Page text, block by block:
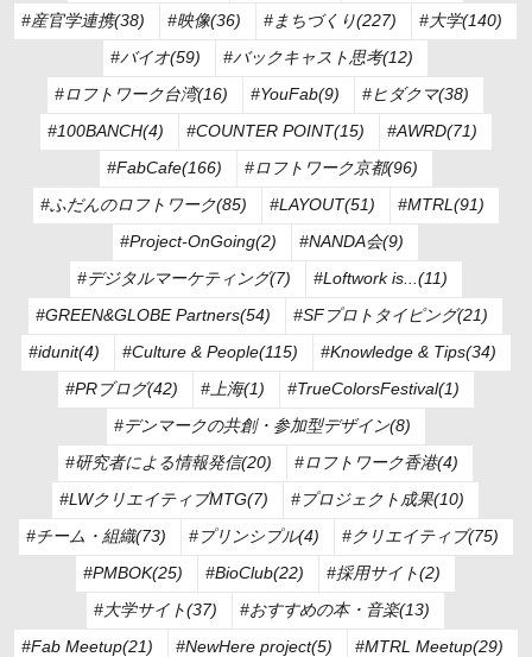
#産官学連携(38)
#映像(36) #まちづくり(227)
#大学(140)
#バイオ(59)
#バックキャスト思考(12)
#ロフトワーク台湾(16)
#YouFab(9)
#ヒダクマ(38)
#100BANCH(4)
#COUNTER POINT(15)
#AWRD(71)
#FabCafe(166)
#ロフトワーク京都(96)
#ふだんのロフトワーク(85)
#LAYOUT(51)
#MTRL(91)
#Project-OnGoing(2)
#NANDA会(9)
#デジタルマーケティング(7)
#Loftwork is...(11)
#GREEN&GLOBE Partners(54)
#SFプロトタイピング(21)
#idunit(4)
#Culture & People(115)
#Knowledge & Tips(34)
#PRブログ(42)
#上海(1)
#TrueColorsFestival(1)
#デンマークの共創・参加型デザイン(8)
#研究者による情報発信(20)
#ロフトワーク香港(4)
#LWクリエイティブMTG(7)
#プロジェクト成果(10)
#チーム・組織(73)
#プリンシプル(4)
#クリエイティブ(75)
#PMBOK(25)
#BioClub(22)
#採用サイト(2)
#大学サイト(37)
#おすすめの本・音楽(13)
#Fab Meetup(21)
#NewHere project(5)
#MTRL Meetup(29)